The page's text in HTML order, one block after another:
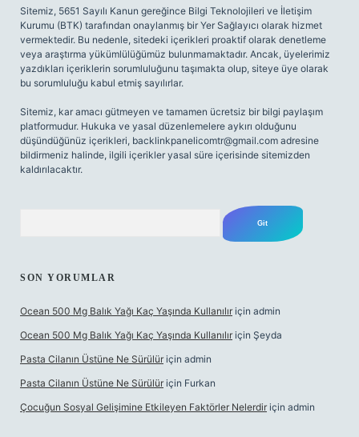
Sitemiz, 5651 Sayılı Kanun gereğince Bilgi Teknolojileri ve İletişim
Kurumu (BTK) tarafından onaylanmış bir Yer Sağlayıcı olarak hizmet
vermektedir. Bu nedenle, sitedeki içerikleri proaktif olarak denetleme
veya araştırma yükümlülüğümüz bulunmamaktadır. Ancak, üyelerimiz
yazdıkları içeriklerin sorumluluğunu taşımakta olup, siteye üye olarak
bu sorumluluğu kabul etmiş sayılırlar.
Sitemiz, kar amacı gütmeyen ve tamamen ücretsiz bir bilgi paylaşım
platformudur. Hukuka ve yasal düzenlemelere aykırı olduğunu
düşündüğünüz içerikleri, backlinkpanelicomtr@gmail.com adresine
bildirmeniz halinde, ilgili içerikler yasal süre içerisinde sitemizden
kaldırılacaktır.
SON YORUMLAR
Ocean 500 Mg Balık Yağı Kaç Yaşında Kullanılır için admin
Ocean 500 Mg Balık Yağı Kaç Yaşında Kullanılır için Şeyda
Pasta Cilanın Üstüne Ne Sürülür için admin
Pasta Cilanın Üstüne Ne Sürülür için Furkan
Çocuğun Sosyal Gelişimine Etkileyen Faktörler Nelerdir için admin